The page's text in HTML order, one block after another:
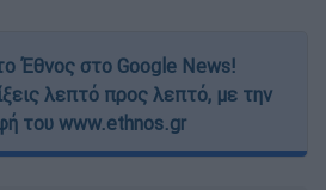
Έθνος στο Google News!
λεπτό προς λεπτό, με την
του www.ethnos.gr